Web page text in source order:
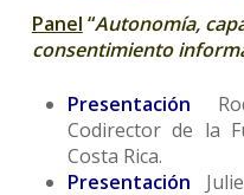
Panel “Autonomía,
consentimiento
Presentación
Codirector de la
Costa Rica.
Presentación